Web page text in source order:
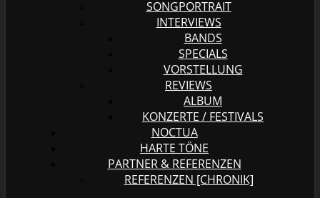
SONGPORTRAIT
INTERVIEWS
BANDS
SPECIALS
VORSTELLUNG
REVIEWS
ALBUM
KONZERTE / FESTIVALS
NOCTUA
HARTE TÖNE
PARTNER & REFERENZEN
REFERENZEN [CHRONIK]